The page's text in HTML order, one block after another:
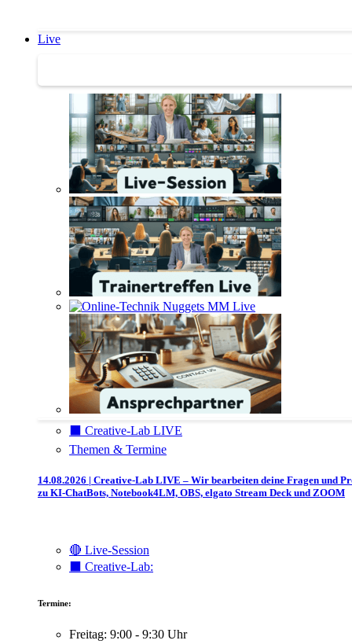
Live
⬛️ Creative-Lab LIVE
Themen & Termine
14.08.2026 | Creative-Lab LIVE – Wir bearbeiten deine Fragen und
zu KI-ChatBots, Notebook4LM, OBS, elgato Stream Deck und ZOOM
🔴 Live-Session
⬛️ Creative-Lab:
Termine:
Freitag: 9:00 - 9:30 Uhr